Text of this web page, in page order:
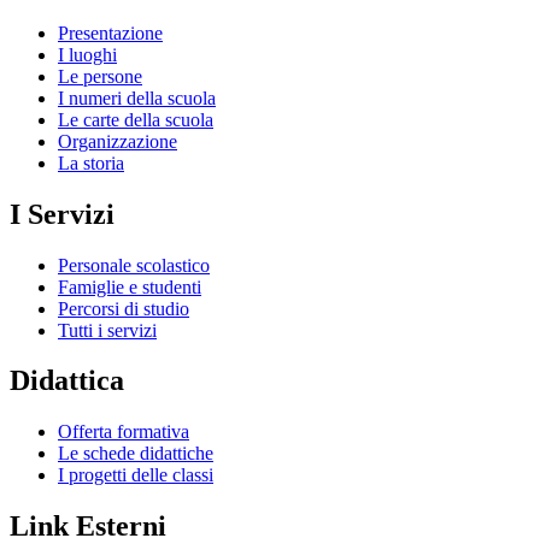
Presentazione
I luoghi
Le persone
I numeri della scuola
Le carte della scuola
Organizzazione
La storia
I Servizi
Personale scolastico
Famiglie e studenti
Percorsi di studio
Tutti i servizi
Didattica
Offerta formativa
Le schede didattiche
I progetti delle classi
Link Esterni